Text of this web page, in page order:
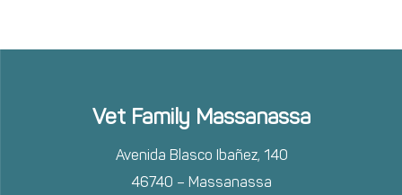
Vet Family Massanassa
Avenida Blasco Ibañez, 140
46740 – Massanassa